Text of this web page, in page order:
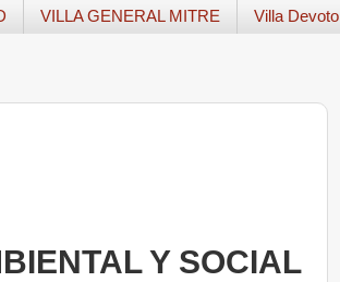
VILLA GENERAL MITRE Villa Devoto
Y SOCIAL